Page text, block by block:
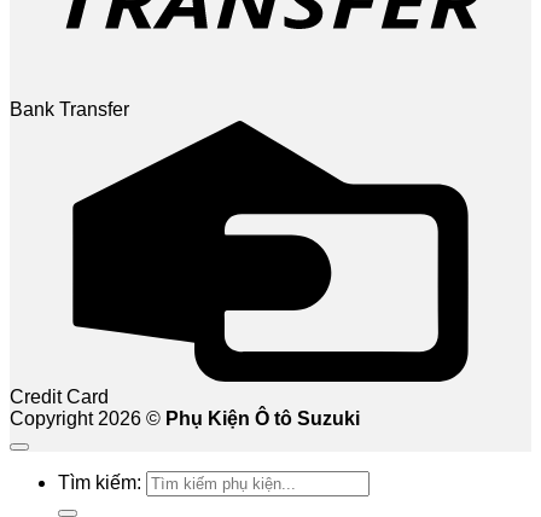
Bank Transfer
Credit Card
Copyright 2026 © Phụ Kiện Ô tô Suzuki
Tìm kiếm: